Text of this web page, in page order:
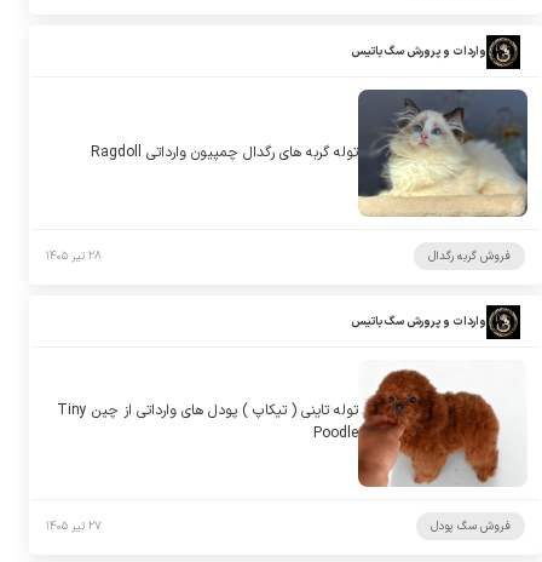
واردات و پرورش سگ باتیس
توله گربه های رگدال چمپیون وارداتی Ragdoll
فروش گربه رگدال ۲۸ تیر ۱۴۰۵
واردات و پرورش سگ باتیس
توله تاینی ( تیکاپ ) پودل های وارداتی از چین Tiny
Poodle
فروش سگ پودل ۲۷ تیر ۱۴۰۵